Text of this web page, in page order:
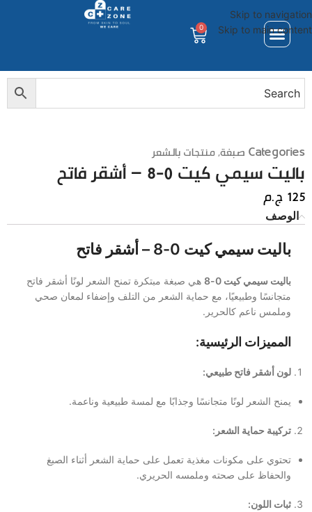
Skip to navigation
Skip to main content
0
Categories صبغة,منتجات بالشعر
باليت سيمي كيت 0-8 – أشقر فاتح
125ج.م
الوصف
باليت سيمي كيت 0-8 – أشقر فاتح
باليت سيمي كيت 0-8
هي صبغة مبتكرة تمنح الشعر لونًا أشقر فاتح
متجانسًا وطبيعيًا، مع حماية الشعر من التلف وإضفاء لمعان صحي
وملمس ناعم كالحرير.
المميزات الرئيسية:
لون أشقر فاتح طبيعي:
يمنح الشعر لونًا متجانسًا وجذابًا مع لمسة طبيعية وناعمة.
تركيبة حماية الشعر:
تحتوي على مكونات مغذية تعمل على حماية الشعر أثناء الصبغ
والحفاظ على صحته وملمسه الحريري.
ثبات اللون: